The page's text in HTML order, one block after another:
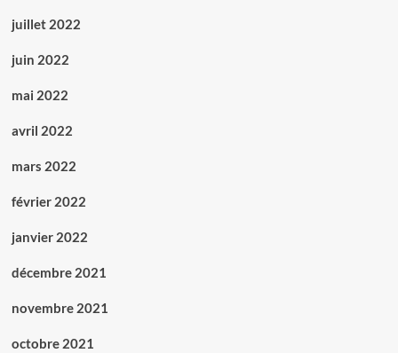
juillet 2022
juin 2022
mai 2022
avril 2022
mars 2022
février 2022
janvier 2022
décembre 2021
novembre 2021
octobre 2021